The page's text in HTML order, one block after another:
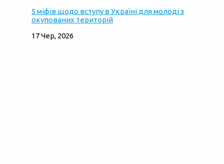
5 міфів щодо вступу в Україні для молоді з
окупованих територій
17 Чер, 2026